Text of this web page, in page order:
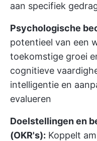
aan specifiek
Psychologische
potentieel van een
toekomstige groei
cognitieve
intelligentie en
evalueren
Doelstellingen en
(OKR's): Koppelt